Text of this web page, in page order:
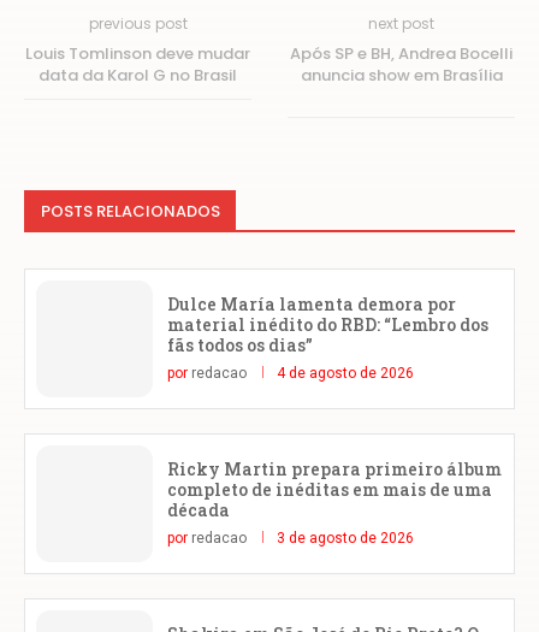
previous post
Louis Tomlinson deve mudar
data da Karol G no Brasil
next post
Após SP e BH, Andrea Bocelli
anuncia show em Brasília
POSTS RELACIONADOS
Dulce María lamenta demora por
material inédito do RBD: “Lembro dos
fãs todos os dias”
por redacao 4 de agosto de 2026
Ricky Martin prepara primeiro álbum
completo de inéditas em mais de uma
década
por redacao 3 de agosto de 2026